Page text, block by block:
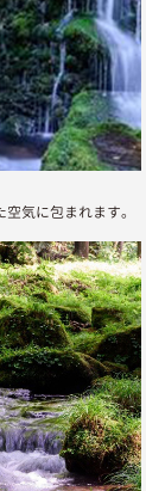
気に包まれます。